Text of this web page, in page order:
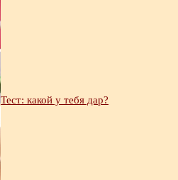
Тест: какой у тебя дар?